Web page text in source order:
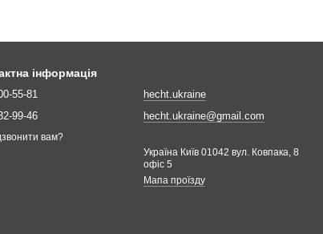
інформація
55-81
99-46
вам?
hecht.ukraine
hecht.ukraine@gmail.com
Україна Київ 01042 вул. Ковпака, 8
офіс 5
Мапа проїзду